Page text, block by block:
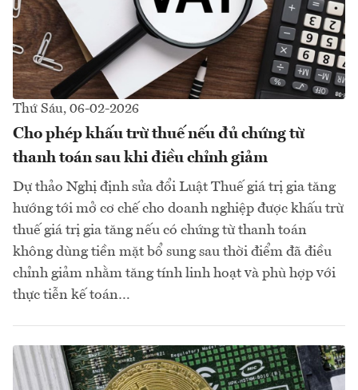
Thứ Sáu, 06-02-2026
Cho phép khấu trừ thuế nếu đủ chứng từ
thanh toán sau khi điều chỉnh giảm
Dự thảo Nghị định sửa đổi Luật Thuế giá trị gia tăng
hướng tới mở cơ chế cho doanh nghiệp được khấu trừ
thuế giá trị gia tăng nếu có chứng từ thanh toán
không dùng tiền mặt bổ sung sau thời điểm đã điều
chỉnh giảm nhằm tăng tính linh hoạt và phù hợp với
thực tiễn kế toán…